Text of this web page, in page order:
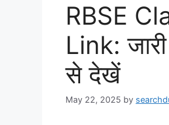
RBSE
Link:
से देखें
May 22, 2025 by